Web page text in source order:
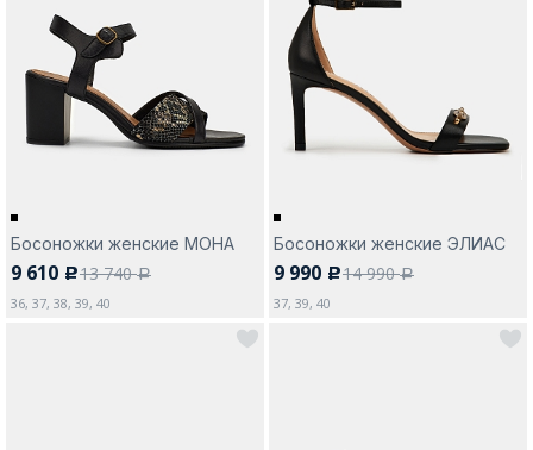
Адреса магазинов
Да, все верно Изменить город
Босоножки женские МОНА
9 610 c13 740a
36, 37, 38, 39, 40
Босоножки женские ЭЛИАС
9 990 c14 990a
37, 39, 40